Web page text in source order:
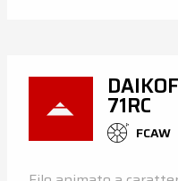
71RC
FCAW